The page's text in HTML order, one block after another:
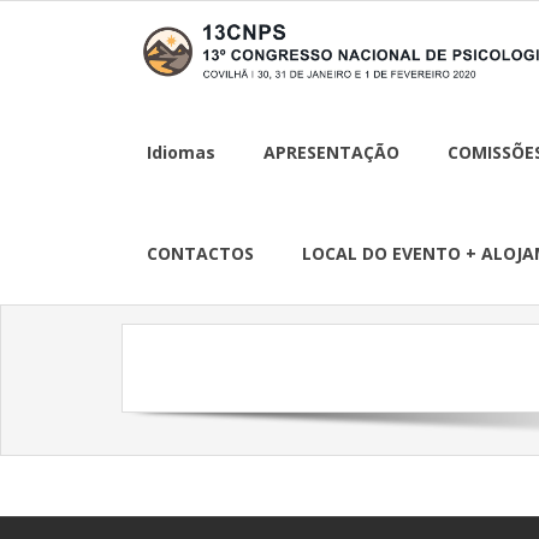
Idiomas APRESENTAÇÃO
CONTACTOS LOCAL DO EVENTO +